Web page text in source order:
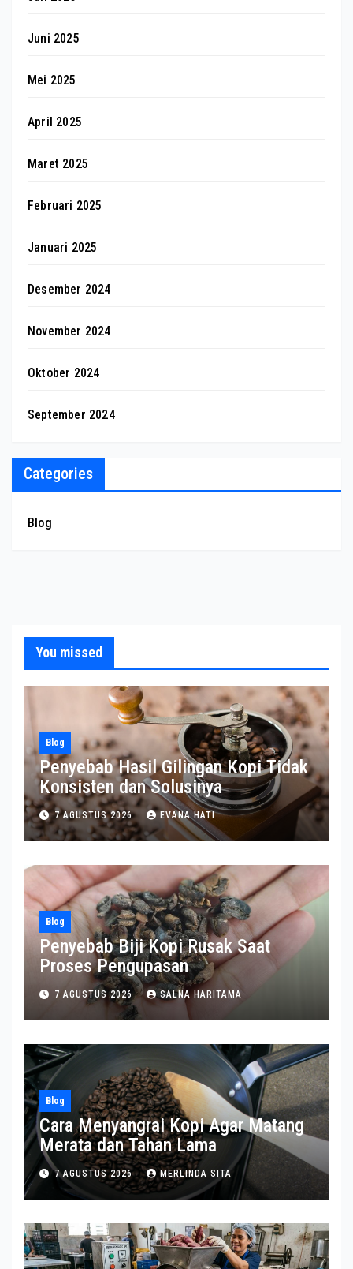
Juni 2025
Mei 2025
April 2025
Maret 2025
Februari 2025
Januari 2025
Desember 2024
November 2024
Oktober 2024
September 2024
Categories
Blog
You missed
Blog
Penyebab Hasil Gilingan Kopi Tidak
Konsisten dan Solusinya
7 AGUSTUS 2026 EVANA HATI
Blog
Penyebab Biji Kopi Rusak Saat
Proses Pengupasan
7 AGUSTUS 2026 SALNA HARITAMA
Blog
Cara Menyangrai Kopi Agar Matang
Merata dan Tahan Lama
7 AGUSTUS 2026 MERLINDA SITA